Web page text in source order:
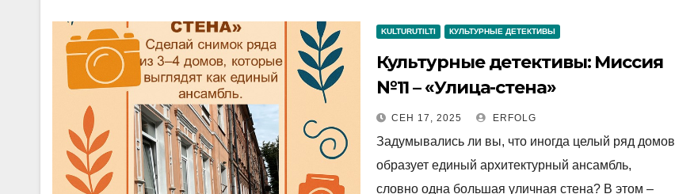
KULTURUTILTI КУЛЬТУРНЫЕ ДЕТЕКТИВЫ
Культурные детективы: Миссия
№11 – «Улица-стена»
СЕН 17, 2025 ERFOLG
Задумывались ли вы, что иногда целый ряд домов
образует единый архитектурный ансамбль,
словно одна большая уличная стена? В этом –